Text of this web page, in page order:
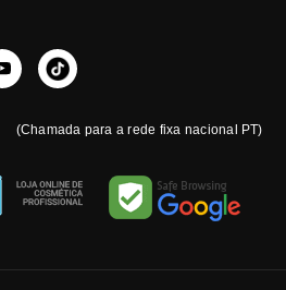
(Chamada para a rede fixa nacional PT)